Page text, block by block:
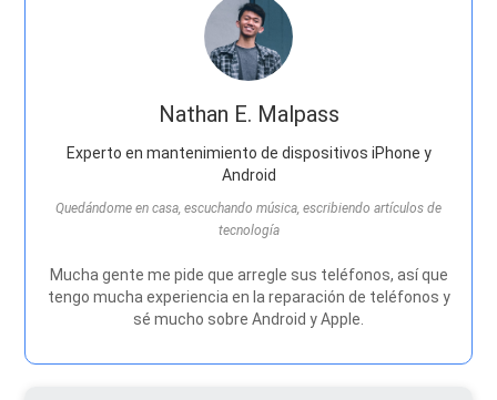
Nathan E. Malpass
Experto en mantenimiento de dispositivos iPhone y
Android
Quedándome en casa, escuchando música, escribiendo artículos de
tecnología
Mucha gente me pide que arregle sus teléfonos, así que
tengo mucha experiencia en la reparación de teléfonos y
sé mucho sobre Android y Apple.